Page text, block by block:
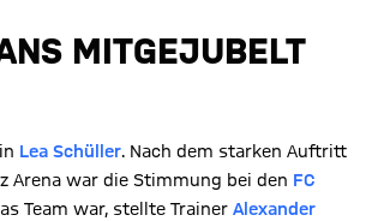
MITGEJUBELT
Lea Schüller. Nach dem starken Auftritt
Arena war die Stimmung bei den FC
Team war, stellte Trainer Alexander